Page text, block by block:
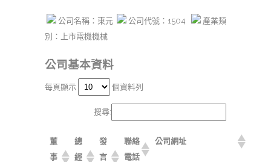
公司名稱：東元 公司代號：1504
產業類
別：上市電機機械
公司基本資料
每頁顯示 個資料列
搜尋:
董
事
總
經
發
言
聯絡
電話
公司網址